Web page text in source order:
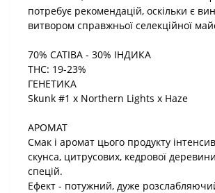
потребує рекомендацій, оскільки є
витвором справжньої селекційної
70% САТІВА - 30% ІНДИКА
THC: 19-23%
ГЕНЕТИКА
Skunk #1 x Northern Lights x Haze
АРОМАТ
Смак і аромат цього продукту
скунса, цитрусових, кедрової
спецій.
Ефект - потужний, дуже